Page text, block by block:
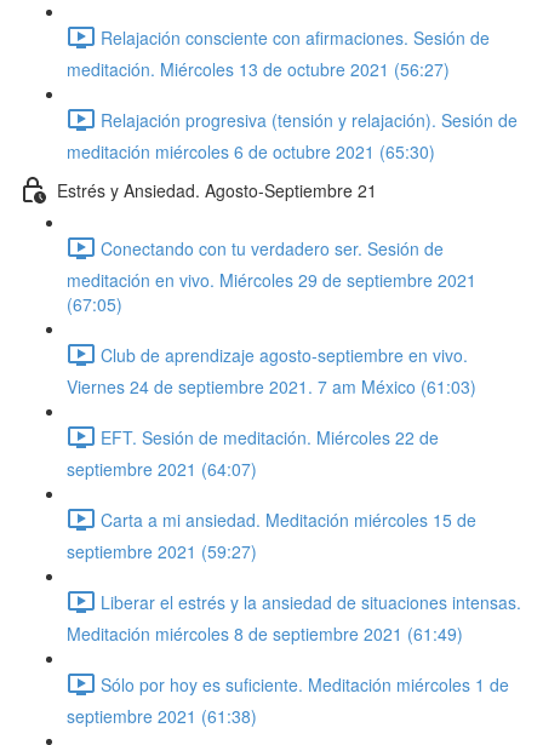
Relajación consciente con afirmaciones. Sesión de
meditación. Miércoles 13 de octubre 2021 (56:27)
Relajación progresiva (tensión y relajación). Sesión de
meditación miércoles 6 de octubre 2021 (65:30)
Estrés y Ansiedad. Agosto-Septiembre 21
Conectando con tu verdadero ser. Sesión de
meditación en vivo. Miércoles 29 de septiembre 2021
(67:05)
Club de aprendizaje agosto-septiembre en vivo.
Viernes 24 de septiembre 2021. 7 am México (61:03)
EFT. Sesión de meditación. Miércoles 22 de
septiembre 2021 (64:07)
Carta a mi ansiedad. Meditación miércoles 15 de
septiembre 2021 (59:27)
Liberar el estrés y la ansiedad de situaciones intensas.
Meditación miércoles 8 de septiembre 2021 (61:49)
Sólo por hoy es suficiente. Meditación miércoles 1 de
septiembre 2021 (61:38)